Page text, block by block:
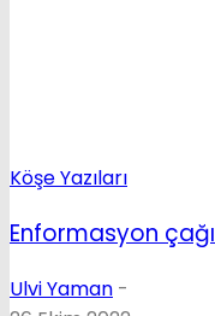
Köşe Yazıları
Enformasyon
Ulvi Yaman -